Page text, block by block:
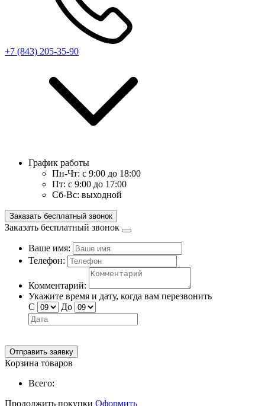
+7 (843) 205-35-90
График работы
Пн-Чт: с 9:00 до 18:00
Пт: с 9:00 до 17:00
Сб-Вс: выходной
Заказать бесплатный звонок
Заказать бесплатный звонок
Ваше имя:
Телефон:
Комментарий:
Укажите время и дату, когда вам перезвонить
С
До
Отправить заявку
Корзина товаров
Всего:
Продолжить покупки Оформить